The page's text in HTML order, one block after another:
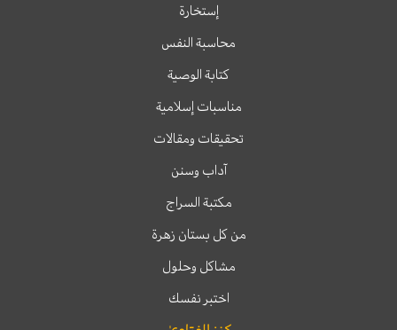
إستخارة
محاسبة النفس
كتابة الوصية
مناسبات إسلامية
تحقيقات ومقالات
آداب وسنن
مكتبة السراج
من كل بستان زهرة
مشاكل وحلول
اختبر نفسك